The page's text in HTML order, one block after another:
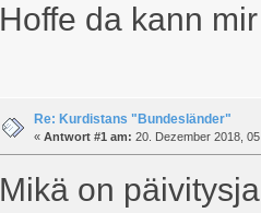
Hoffe da kann
Re: Kurdistans "Bundesländer"
« Antwort #1 am: 20. Dezember 2018,
Mikä on